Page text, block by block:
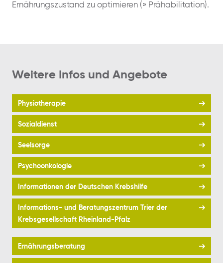
Ernährungszustand zu optimieren (» Prähabilitation).
Weitere Infos und Angebote
Physiotherapie
Sozialdienst
Seelsorge
Psychoonkologie
Informationen der Deutschen Krebshilfe
Informations- und Beratungszentrum Trier der
Krebsgesellschaft Rheinland-Pfalz
Ernährungsberatung